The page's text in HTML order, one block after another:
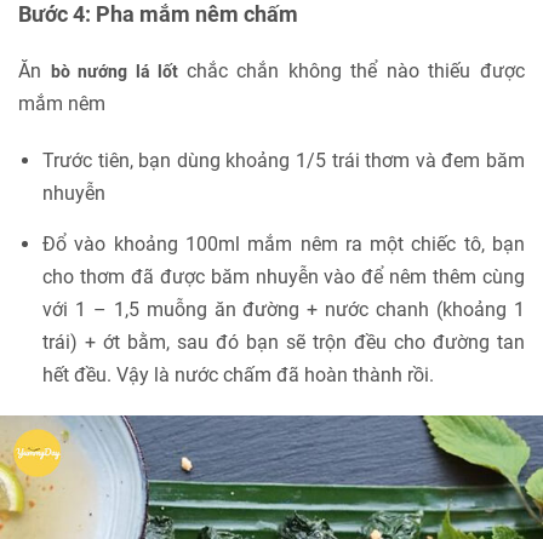
Bước 4: Pha mắm nêm chấm
Ăn bò nướng lá lốt chắc chắn không thể nào thiếu được
mắm nêm
Trước tiên, bạn dùng khoảng 1/5 trái thơm và đem băm
nhuyễn
Đổ vào khoảng 100ml mắm nêm ra một chiếc tô, bạn
cho thơm đã được băm nhuyễn vào để nêm thêm cùng
với 1 – 1,5 muỗng ăn đường + nước chanh (khoảng 1
trái) + ớt bằm, sau đó bạn sẽ trộn đều cho đường tan
hết đều. Vậy là nước chấm đã hoàn thành rồi.